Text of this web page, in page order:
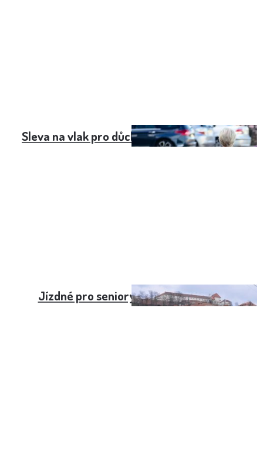
Sleva na vlak pro důchodce nad 65 (70) let
Jízdné pro seniory nad 65 let – Brno